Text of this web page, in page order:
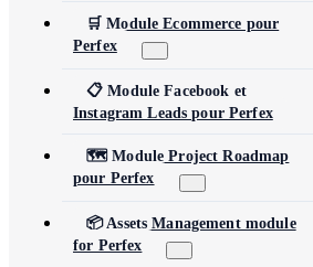
📂 View All 40+ Modules →
Rise CRM
🧩
⚙️Automation & API
Security and third-party tools
🛒 Module Ecommerce pour
Perfex
📋 Module Facebook et
Instagram Leads pour Perfex
🗺️ Module Project Roadmap
pour Perfex
📦 Assets Management module
for Perfex